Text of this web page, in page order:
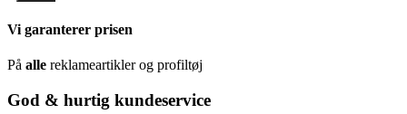
Vi garanterer prisen
På alle reklameartikler og profiltøj
God & hurtig kundeservice